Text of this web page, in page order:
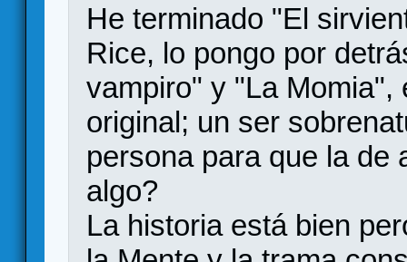
He terminado "El
Rice, lo pongo por
vampiro" y "La
original; un ser
persona para que la de
algo?
La historia está bien